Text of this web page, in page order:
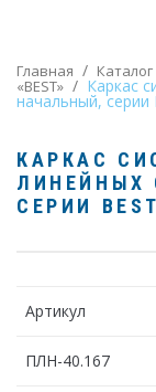
Главная / Каталог
«BEST» / Каркас
начальный, серии
КАРКАС
ЛИНЕЙНЫХ
СЕРИИ BEST
Артикул
ПЛН-40.167